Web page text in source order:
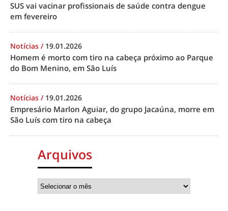
SUS vai vacinar profissionais de saúde contra dengue
em fevereiro
Notícias / 19.01.2026
Homem é morto com tiro na cabeça próximo ao Parque
do Bom Menino, em São Luís
Notícias / 19.01.2026
Empresário Marlon Aguiar, do grupo Jacaúna, morre em
São Luís com tiro na cabeça
Arquivos